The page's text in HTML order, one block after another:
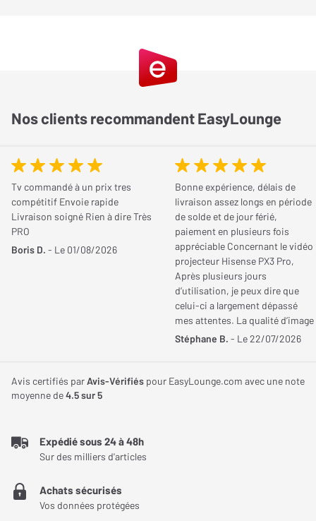
Nos clients recommandent EasyLounge
Tv commandé à un prix tres
compétitif Envoie rapide
Livraison soigné Rien à dire Très
PRO
Boris D. - Le 01/08/2026
Bonne expérience, délais de
livraison assez longs en période
de solde et de jour férié,
paiement en plusieurs fois
appréciable Concernant le vidéo
projecteur Hisense PX3 Pro,
Après plusieurs jours
d’utilisation, je peux dire que
celui-ci a largement dépassé
mes attentes. La qualité d’image
est tout simplement
dans le noir. Les réglages d’usine
Stéphane B. - Le 22/07/2026
Avis certifiés parAvis-Vérifiés pour EasyLounge.com avec une note
moyenne de4.5sur 5
Expédié sous 24 à 48h
Sur des milliers d'articles
Achats sécurisés
Vos données protégées